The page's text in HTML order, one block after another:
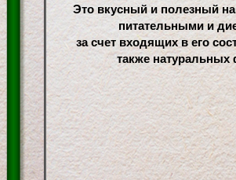
Это вкусный и полезный
питательными и
за счет входящих в его
также натуральных